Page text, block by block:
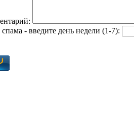
- введите день недели (1-7):